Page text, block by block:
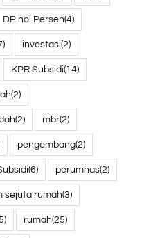
DP nol Persen(4)
investasi(2)
KPR Subsidi(14)
(2)
(2) mbr(2)
pengembang(2)
(6) perumnas(2)
sejuta rumah(3)
rumah(25)